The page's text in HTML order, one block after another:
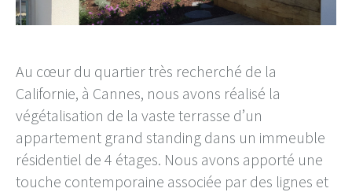
Au cœur du quartier très recherché de la
Californie, à Cannes, nous avons réalisé la
végétalisation de la vaste terrasse d’un
appartement grand standing dans un immeuble
résidentiel de 4 étages. Nous avons apporté une
touche contemporaine associée par des lignes et